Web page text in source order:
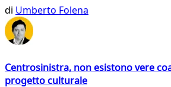
di Umberto Folena
Centrosinistra, non esistono vere
progetto culturale